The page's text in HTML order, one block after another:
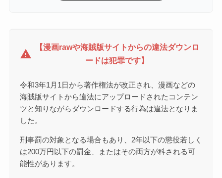
warning
【漫画rawや海賊版サイトからの違法ダウンロ
ードは犯罪です】
令和3年1月1日から著作権法が改正され、漫画などの
海賊版サイトから違法にアップロードされたコンテン
ツと知りながらダウンロードする行為は違法となりま
した。
刑事罰の対象となる場合もあり、2年以下の懲役若しく
は200万円以下の罰金、またはその両方が科される可
能性があります。